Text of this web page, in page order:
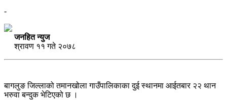
-
जनहित न्युज
श्रावण ११ गते २०७८
बागलुङ जिल्लाको तमानखोला गाउँपालिकाका दुई स्थानमा आईतबार २२ थान
भरुवा बन्दुक भेटिएको छ ।